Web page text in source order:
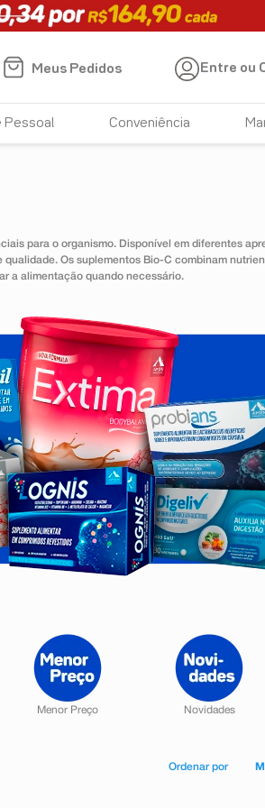
Meus Pedidos Entre ou
Pessoal Conveniência
para o organismo. Disponível em diferentes
Os suplementos Bio-C combinam
a alimentação quando necessário.